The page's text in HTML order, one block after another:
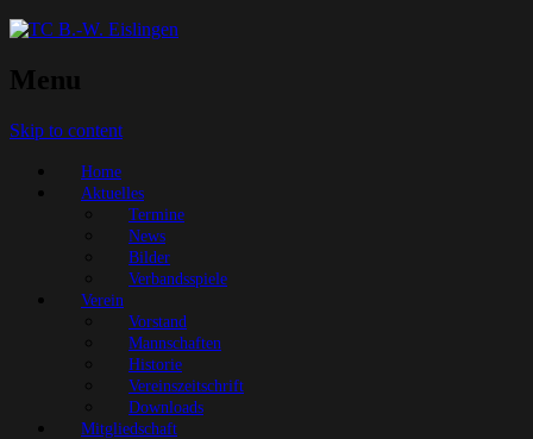
Menu
Skip to content
Home
Aktuelles
Termine
News
Bilder
Verbandsspiele
Verein
Vorstand
Mannschaften
Historie
Vereinszeitschrift
Downloads
Mitgliedschaft